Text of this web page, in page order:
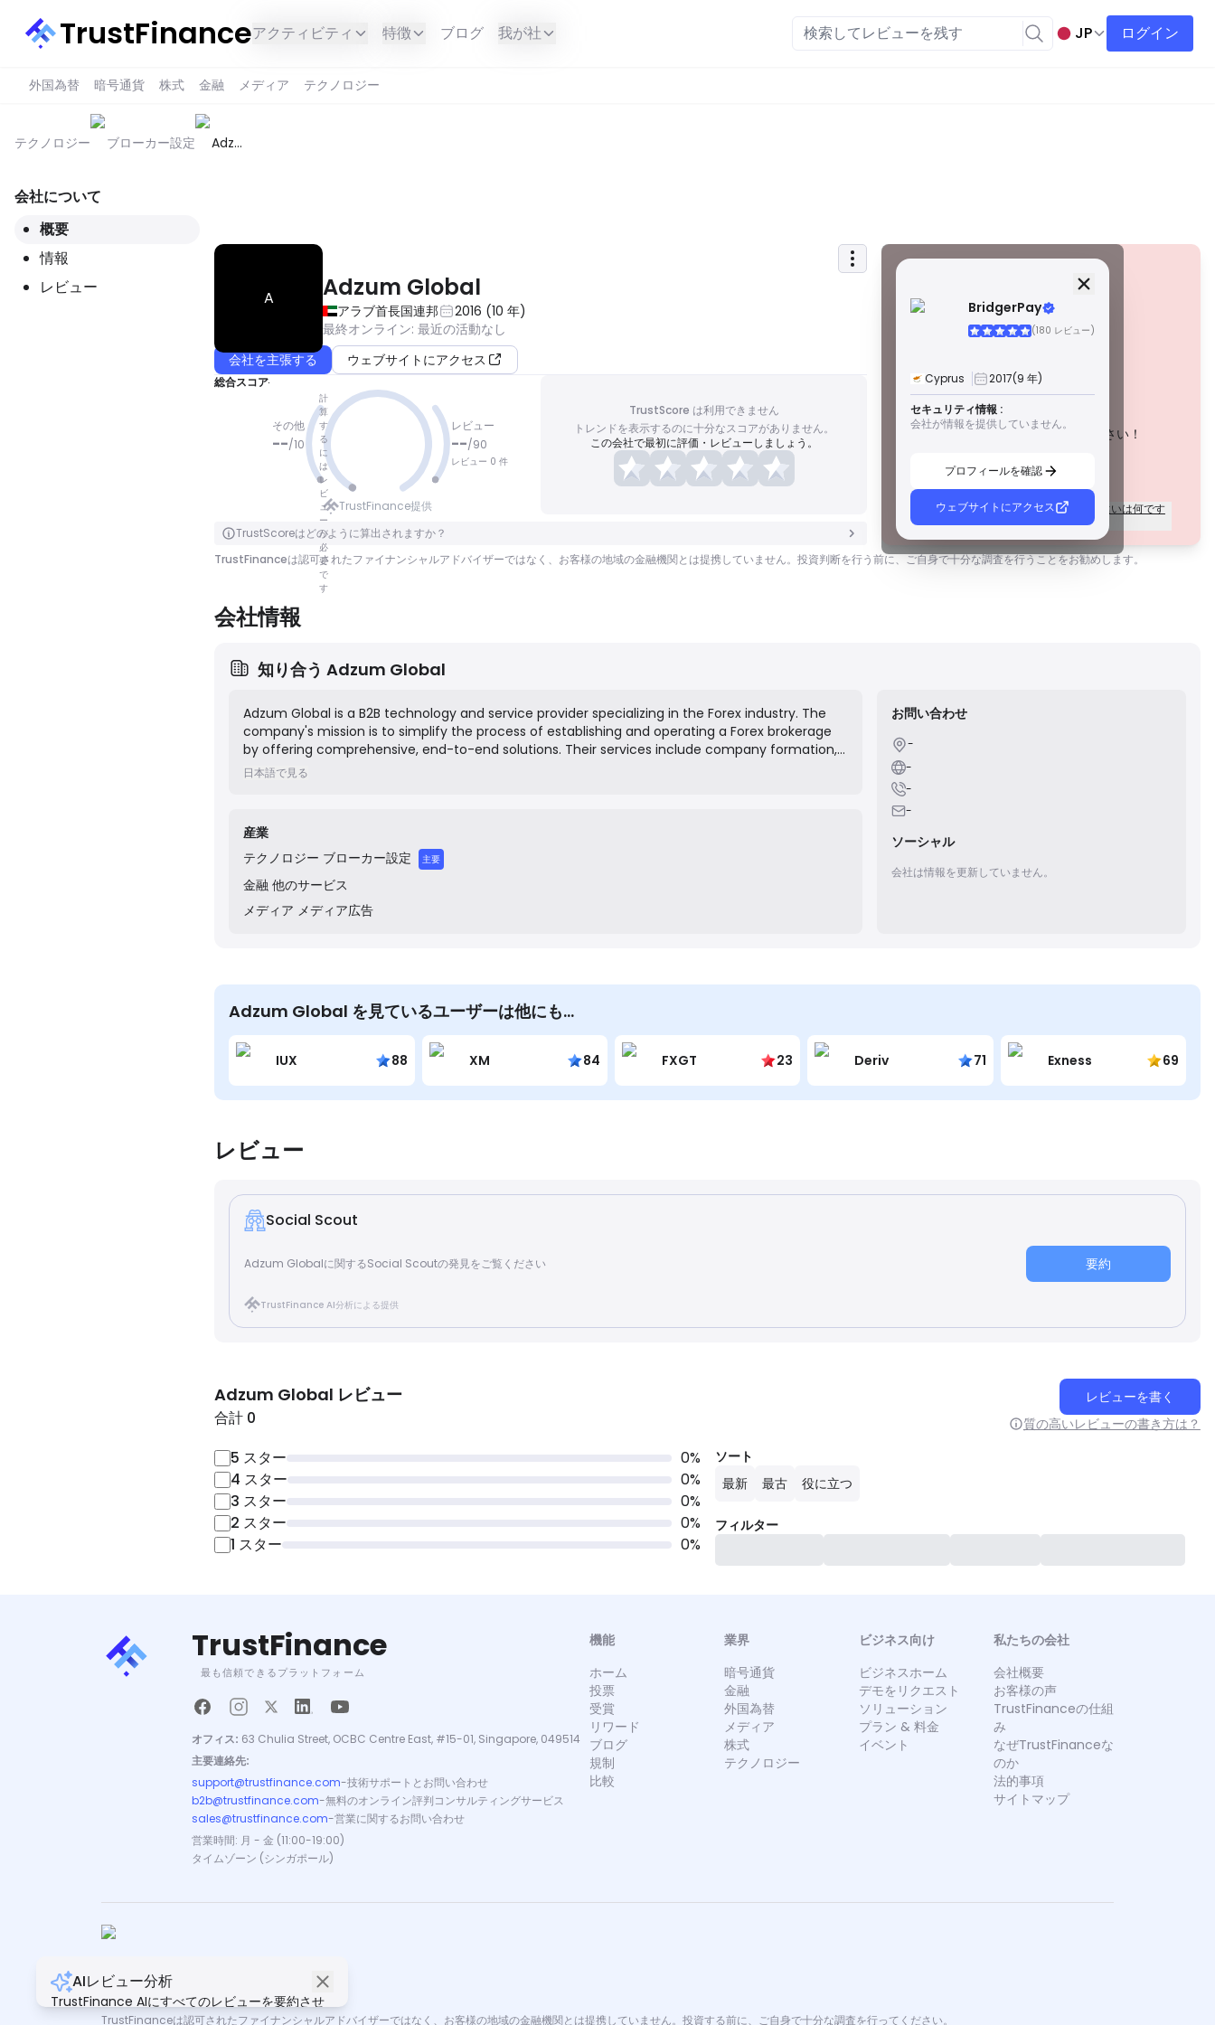
TrustFinanceアクティビティ 特徴 ブログ 我が社 JP ログイン
外国為替 暗号通貨 株式 金融 メディア テクノロジー
テクノロジー ブローカー設定
Adzum
会社について
概要
情報
レビュー
A Adzum Global
アラブ首長国連邦 2016 (10 年)
最終オンライン: 最近の活動なし
会社を主張する
ウェブサイトにアクセス
総合スコア
その他
--/10
計
算
す
る
に
は
レ
ビ
ュ
ー
が
必
要
で
す
点数なし
クリックで裏返す
レビュー
--/90
レビュー 0 件
TrustFinance提供
TrustScore は利用できません
トレンドを表示するのに十分なスコアがありません。
この会社で最初に評価・レビューしましょう。
TrustScoreはどのように算出されますか？
BridgerPay
(180 レビュー)
Cyprus 2017(9 年)
セキュリティ情報 :
会社が情報を提供していません。
プロフィールを確認
ウェブサイトにアクセス
セキュリティ情報
警告
この会社は現在
潜在的なリスクにご注意ください！
ライセンスのグレードごとの規制の違いは何です
か？
ライセンス
世界的に有名な規制当局によって発行されたこれらのライ
ます。紛争解決とAML/CTF基準の遵守は、セキュリティを
さらに強化します。
尊敬される地域規制当局によって付与されたこれらのライ
センスは、資金の分別管理、財務報告、補償制度などの強
んが、信頼できる地域保護を提供します。
新興市場の規制当局によって発行されたこれらのライセン
スは、最低資本要件やAMLポリシーなどの基本的な保護を
提供します。監督はそれほど厳格ではないため、トレーダ
ーは注意して安全対策を確認する必要があります。
D級ライセンス
TrustFinanceは認可されたファイナンシャルアドバイザーではなく、お客様の地域の金融機関とは提携していません。投資判断を行う前に、ご自身で十分な調査を行うことをお勧めします。
会社情報
知り合う Adzum Global
Adzum Global is a B2B technology and service provider specializing in the Forex industry. The
company's mission is to simplify the process of establishing and operating a Forex brokerage
by offering comprehensive, end-to-end solutions. Their services include company formation,
providing white-label trading platforms (MT4/MT5), forex CRM systems, liquidity connections,
日本語で見る
産業
テクノロジー ブローカー設定 主要
金融 他のサービス
メディア メディア広告
お問い合わせ
-
-
-
-
ソーシャル
会社は情報を更新していません。
Adzum Global を見ているユーザーは他にも…
IUX 88 XM 84 FXGT 23 Deriv 71 Exness 69
レビュー
Social Scout
Adzum Globalに関するSocial Scoutの発見をご覧ください 要約
TrustFinance AI分析による提供
Adzum Global レビュー
合計 0
レビューを書く
質の高いレビューの書き方は？
5 スター 0%
4 スター 0%
3 スター 0%
2 スター 0%
1 スター 0%
ソート
最新
最古 役に立つ
フィルター
AIレビュー分析
TrustFinance AIにすべてのレビューを要約させ
ましょう。
TrustFinance
最も信頼できるプラットフォーム
オフィス: 63 Chulia Street, OCBC Centre East, #15-01, Singapore, 049514
主要連絡先:
support@trustfinance.com-技術サポートとお問い合わせ
b2b@trustfinance.com-無料のオンライン評判コンサルティングサービス
sales@trustfinance.com-営業に関するお問い合わせ
営業時間: 月 - 金 (11:00-19:00)
タイムゾーン (シンガポール)
機能
ホーム
投票
受賞
リワード
ブログ
規制
比較
業界
暗号通貨
金融
外国為替
メディア
株式
テクノロジー
ビジネス向け
ビジネスホーム
デモをリクエスト
ソリューション
プラン & 料金
イベント
私たちの会社
会社概要
お客様の声
TrustFinanceの仕組
み
なぜTrustFinanceな
のか
法的事項
サイトマップ
Copyright © TrustFinance 2026 | V.2.0
TrustFinanceは認可されたファイナンシャルアドバイザーではなく、お客様の地域の金融機関とは提携していません。投資する前に、ご自身で十分な調査を行ってください。